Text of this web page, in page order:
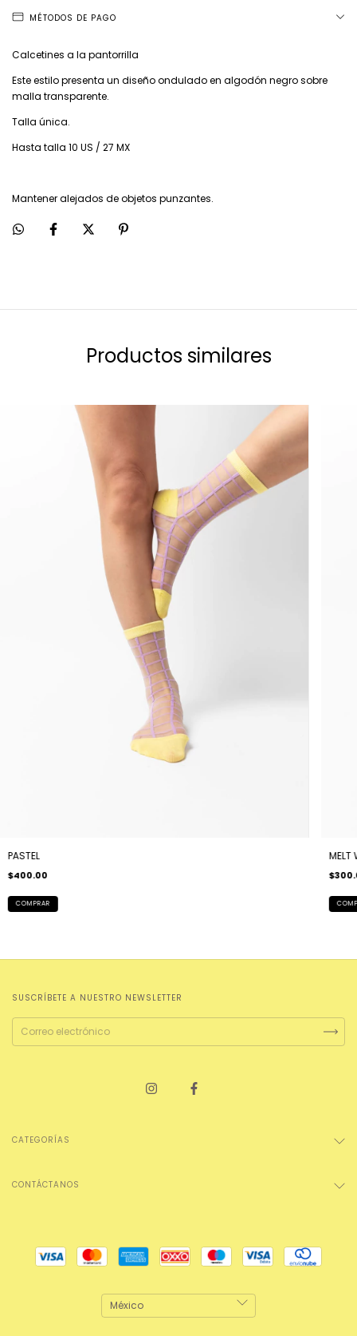
MÉTODOS DE PAGO
Calcetines a la pantorrilla
Este estilo presenta un diseño ondulado en algodón negro sobre
malla transparente.
Talla única.
Hasta talla 10 US / 27 MX
Mantener alejados de objetos punzantes.
Productos similares
PASTEL
$400.00
MELT
SUSCRÍBETE A NUESTRO NEWSLETTER
CATEGORÍAS
CONTÁCTANOS